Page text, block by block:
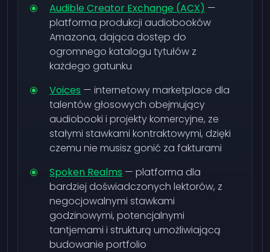
Audible Creator Exchange (ACX) —
platforma produkcji audiobooków
Amazona, dająca dostęp do
ogromnego katalogu tytułów z
każdego gatunku
Voices — internetowy marketplace dla
talentów głosowych obejmujący
audiobooki i projekty komercyjne, ze
stałymi stawkami kontraktowymi, dzięki
czemu nie musisz gonić za fakturami
Spoken Realms — platforma dla
bardziej doświadczonych lektorów, z
negocjowalnymi stawkami
godzinowymi, potencjalnymi
tantjemami i strukturą umożliwiającą
budowanie portfolio